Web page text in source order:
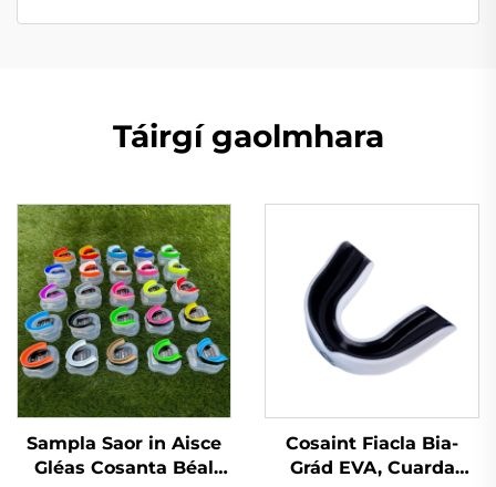
Táirgí gaolmhara
Sampla Saor in Aisce
Gléas Cosanta Béal
Cosaint Fiacla Bia-
Grád EVA, Cuarda